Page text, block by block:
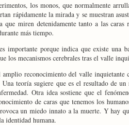
los monos, que normalmente
rápidamente la mirada y se muestran
que miren detenidamente tanto a las
más tiempo.
importante porque indica que existe una
los mecanismos cerebrales tras el valle
amplio reconocimiento del valle inquietante
teoría sugiere que es el resultado de un
Otra idea sostiene que el
de caras que tenemos los
un miedo innato a la muerte. Y hay
identidad humana.